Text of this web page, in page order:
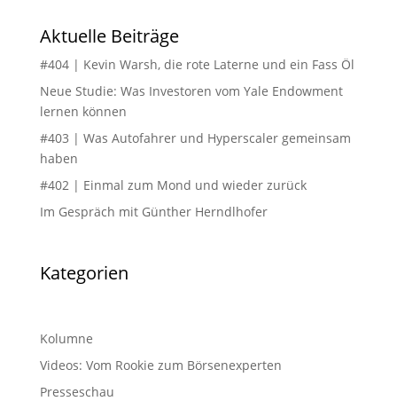
Aktuelle Beiträge
#404 | Kevin Warsh, die rote Laterne und ein Fass Öl
Neue Studie: Was Investoren vom Yale Endowment
lernen können
#403 | Was Autofahrer und Hyperscaler gemeinsam
haben
#402 | Einmal zum Mond und wieder zurück
Im Gespräch mit Günther Herndlhofer
Kategorien
Kolumne
Videos: Vom Rookie zum Börsenexperten
Presseschau